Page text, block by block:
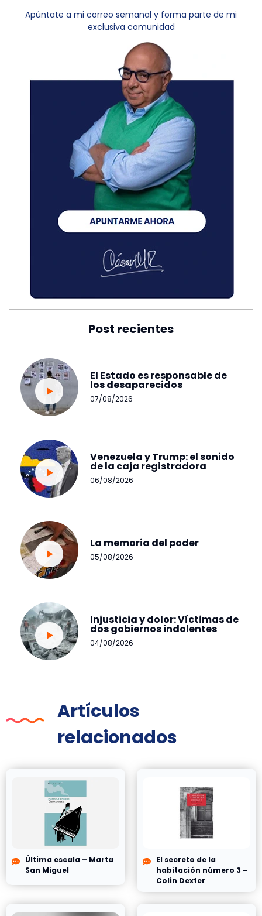
Apúntate a mi correo semanal y forma parte de mi
exclusiva comunidad
Post recientes
El Estado es responsable de
los desaparecidos
07/08/2026
Venezuela y Trump: el sonido
de la caja registradora
06/08/2026
La memoria del poder
05/08/2026
Injusticia y dolor: Víctimas de
dos gobiernos indolentes
04/08/2026
Artículos
relacionados
Última escala – Marta
San Miguel
El secreto de la
habitación número 3 –
Colin Dexter